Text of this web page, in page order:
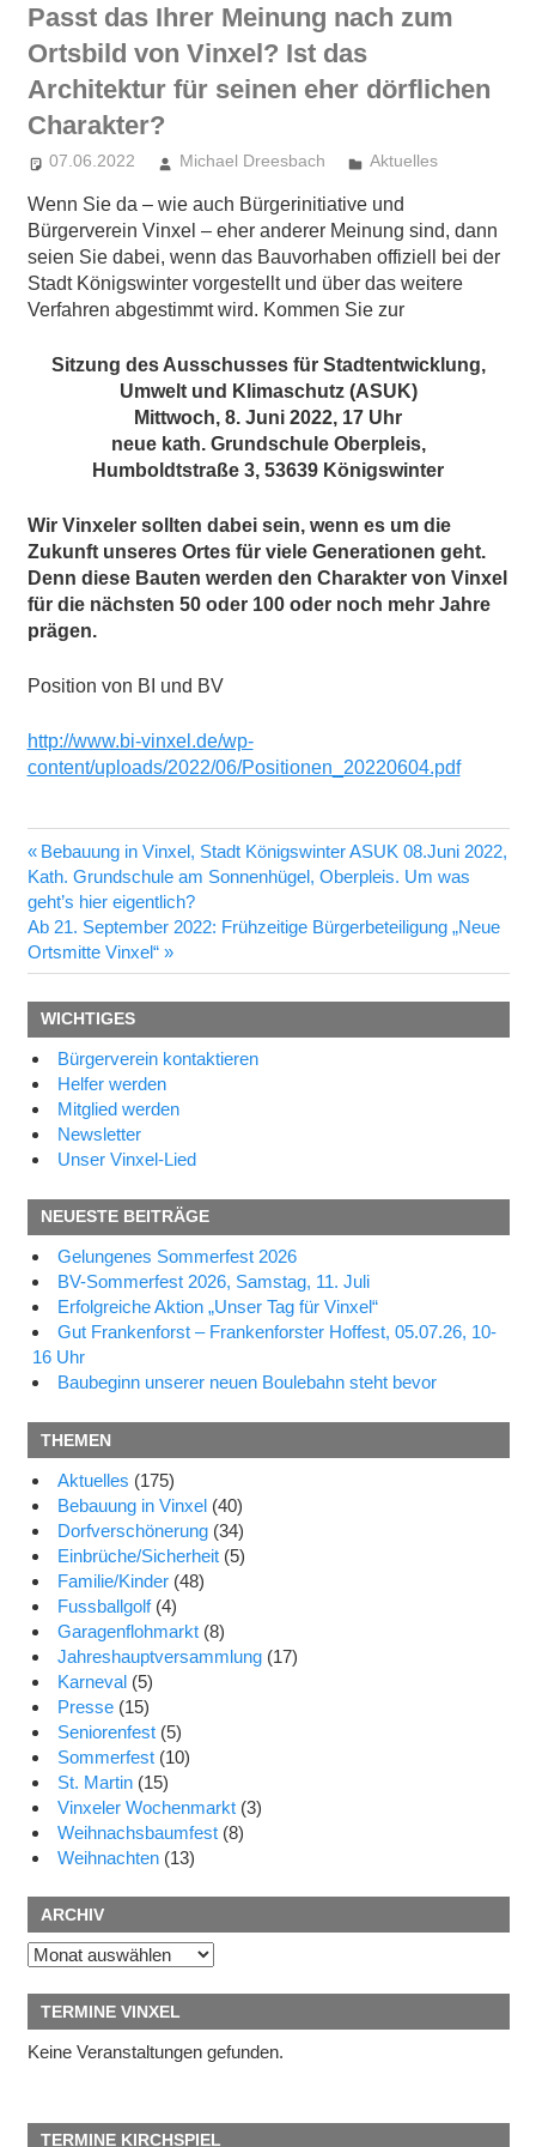
Passt das Ihrer Meinung nach zum
Ortsbild von Vinxel? Ist das
Architektur für seinen eher dörflichen
Charakter?
07.06.2022 Michael Dreesbach Aktuelles
Wenn Sie da – wie auch Bürgerinitiative und
Bürgerverein Vinxel – eher anderer Meinung sind, dann
seien Sie dabei, wenn das Bauvorhaben offiziell bei der
Stadt Königswinter vorgestellt und über das weitere
Verfahren abgestimmt wird. Kommen Sie zur
Sitzung des Ausschusses für Stadtentwicklung,
Umwelt und Klimaschutz (ASUK)
Mittwoch, 8. Juni 2022, 17 Uhr
neue kath. Grundschule Oberpleis,
Humboldtstraße 3, 53639 Königswinter
Wir Vinxeler sollten dabei sein, wenn es um die
Zukunft unseres Ortes für viele Generationen geht.
Denn diese Bauten werden den Charakter von Vinxel
für die nächsten 50 oder 100 oder noch mehr Jahre
prägen.
Position von BI und BV
http://www.bi-vinxel.de/wp-
content/uploads/2022/06/Positionen_20220604.pdf
Beitragsnavigation
Vorheriger
Beitrag:
Bebauung in Vinxel, Stadt Königswinter ASUK 08.Juni 2022,
Kath. Grundschule am Sonnenhügel, Oberpleis. Um was
geht’s hier eigentlich?
Nächster
Beitrag:
Ab 21. September 2022: Frühzeitige Bürgerbeteiligung „Neue
Ortsmitte Vinxel“
WICHTIGES
Bürgerverein kontaktieren
Helfer werden
Mitglied werden
Newsletter
Unser Vinxel-Lied
NEUESTE BEITRÄGE
Gelungenes Sommerfest 2026
BV-Sommerfest 2026, Samstag, 11. Juli
Erfolgreiche Aktion „Unser Tag für Vinxel“
Gut Frankenforst – Frankenforster Hoffest, 05.07.26, 10-
16 Uhr
Baubeginn unserer neuen Boulebahn steht bevor
THEMEN
Aktuelles (175)
Bebauung in Vinxel (40)
Dorfverschönerung (34)
Einbrüche/Sicherheit (5)
Familie/Kinder (48)
Fussballgolf(4)
Garagenflohmarkt (8)
Jahreshauptversammlung (17)
Karneval (5)
Presse (15)
Seniorenfest (5)
Sommerfest (10)
St. Martin (15)
Vinxeler Wochenmarkt (3)
Weihnachsbaumfest (8)
Weihnachten (13)
ARCHIV
Archiv
TERMINE VINXEL
Keine Veranstaltungen gefunden.
TERMINE KIRCHSPIEL